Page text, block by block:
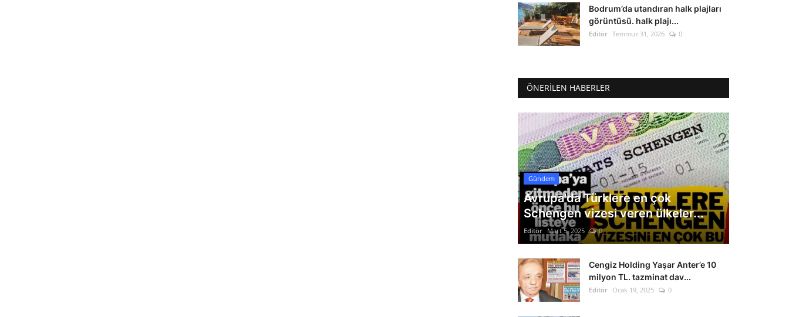
Bodrum’da utandıran halk plajları
görüntüsü. halk plajı...
Editör Temmuz 31, 2026 0
ÖNERILEN HABERLER
Gündem
Avrupa'da Türklere en çok
Schengen vizesi veren ülkeler...
Editör Mart 5, 2025 0
Cengiz Holding Yaşar Anter’e 10
milyon TL. tazminat dav...
Editör Ocak 19, 2025 0